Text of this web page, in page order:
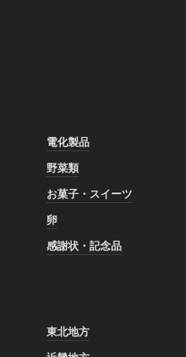
電化製品
野菜類
お菓子・スイーツ
卵
感謝状・記念品
東北地方